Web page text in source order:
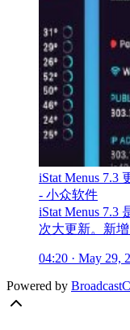
iStat Menus 7.3
- 小众软件
iStat Menus 7.3
次大更新。新
04:20 · May 29,
Powered by